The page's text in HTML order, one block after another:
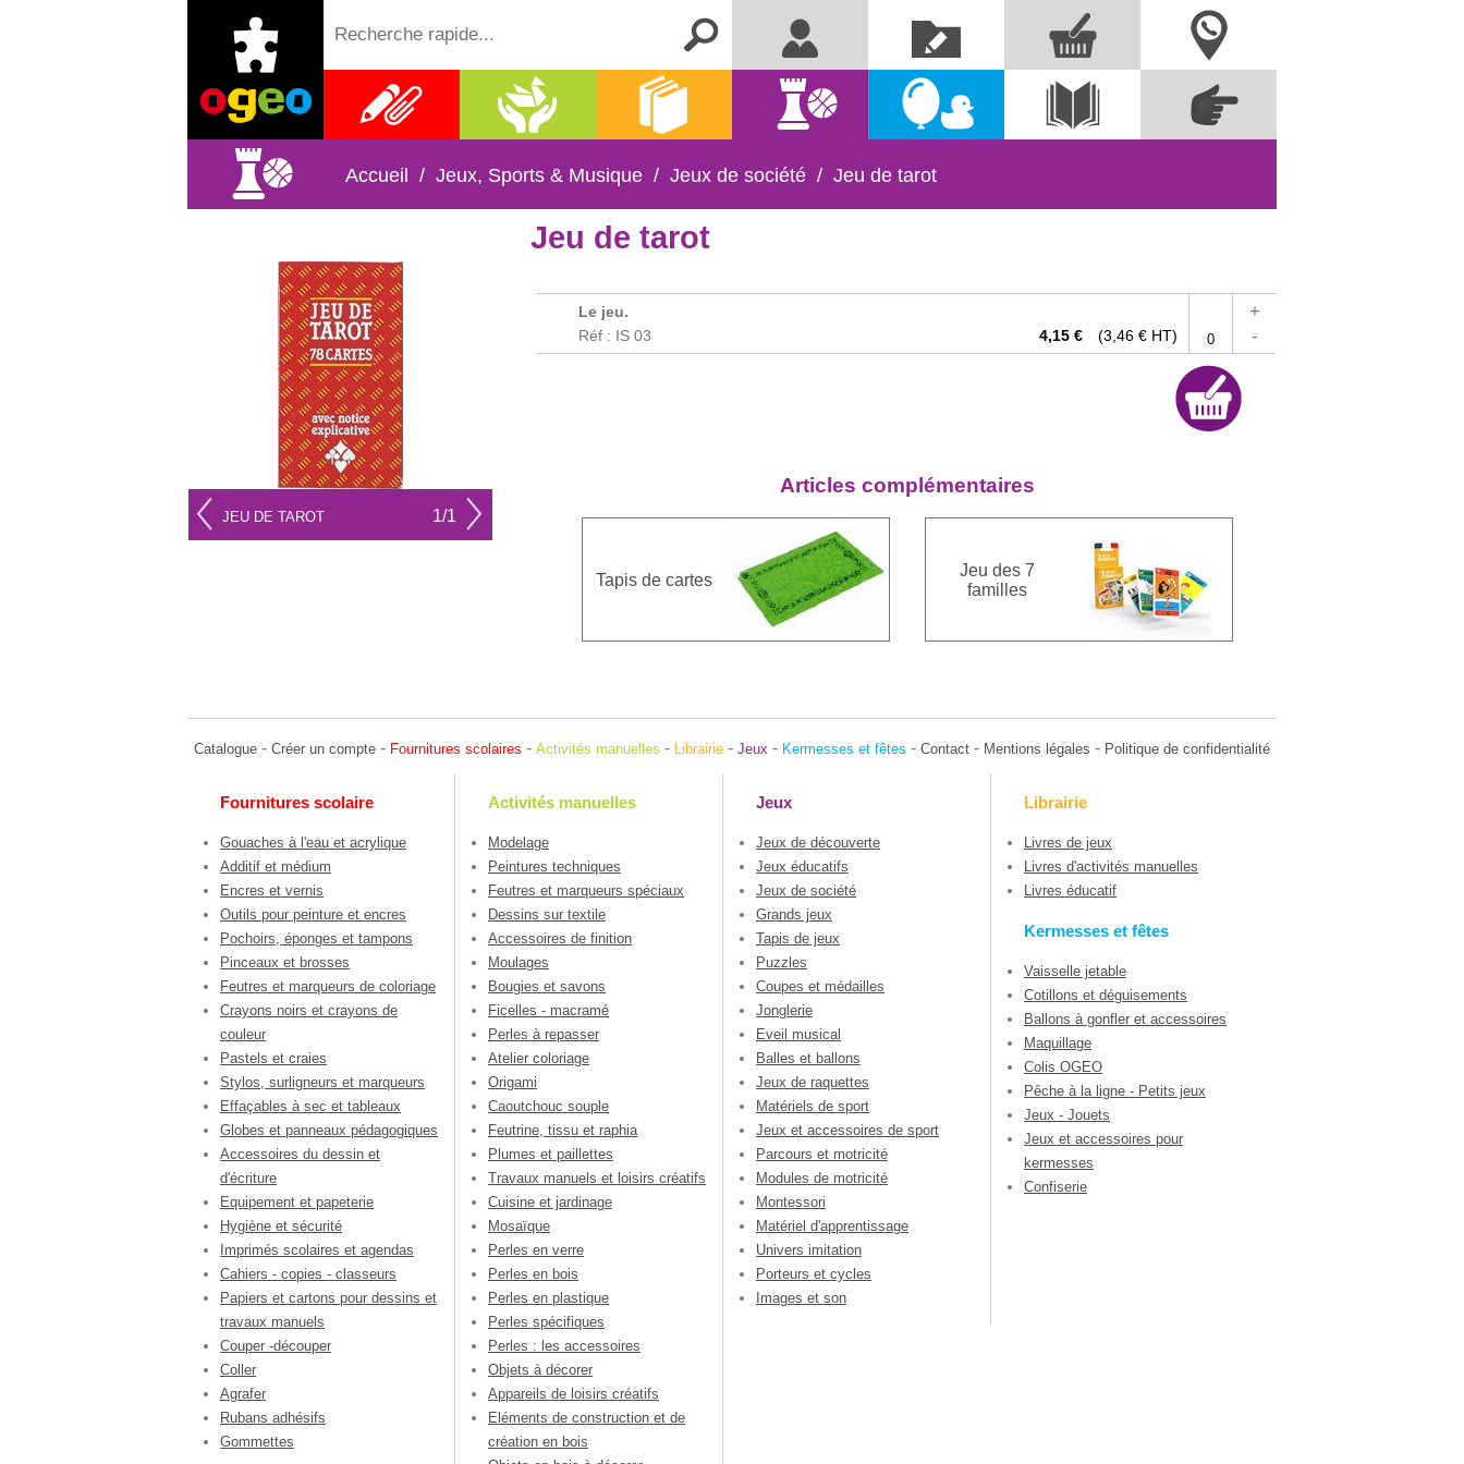
Me connecter
Créer un
compte
Nous contacter
Commandez
directement à partir
des références
Fournitures
scolaires
Activités
manuelles
Jeux
Kermesses
et fêtes
Voir le
catalogue
Accueil / Jeux, Sports & Musique / Jeux de société / Jeu de tarot
Jeu de tarot
JEU DE TAROT 1/1
Le jeu.
Réf : IS 03
4,15 € (3,46 € HT)
+
-
Articles complémentaires
Tapis de cartes
Jeu des 7
familles
Catalogue - Créer un compte - Fournitures scolaires - Activités manuelles - Librairie - Jeux - Kermesses et fêtes - Contact - Mentions légales - Politique de confidentialité
Fournitures scolaire
Gouaches à l'eau et acrylique
Additif et médium
Encres et vernis
Outils pour peinture et encres
Pochoirs, éponges et tampons
Pinceaux et brosses
Feutres et marqueurs de coloriage
Crayons noirs et crayons de
couleur
Pastels et craies
Stylos, surligneurs et marqueurs
Effaçables à sec et tableaux
Globes et panneaux pédagogiques
Accessoires du dessin et
d'écriture
Equipement et papeterie
Hygiène et sécurité
Imprimés scolaires et agendas
Cahiers - copies - classeurs
Papiers et cartons pour dessins et
travaux manuels
Couper -découper
Coller
Agrafer
Rubans adhésifs
Gommettes
Activités manuelles
Modelage
Peintures techniques
Feutres et marqueurs spéciaux
Dessins sur textile
Accessoires de finition
Moulages
Bougies et savons
Ficelles - macramé
Perles à repasser
Atelier coloriage
Origami
Caoutchouc souple
Feutrine, tissu et raphia
Plumes et paillettes
Travaux manuels et loisirs créatifs
Cuisine et jardinage
Mosaïque
Perles en verre
Perles en bois
Perles en plastique
Perles spécifiques
Perles : les accessoires
Objets à décorer
Appareils de loisirs créatifs
Eléments de construction et de
création en bois
Jeux
Jeux de découverte
Jeux éducatifs
Jeux de société
Grands jeux
Tapis de jeux
Puzzles
Coupes et médailles
Jonglerie
Eveil musical
Balles et ballons
Jeux de raquettes
Matériels de sport
Jeux et accessoires de sport
Parcours et motricité
Modules de motricité
Montessori
Matériel d'apprentissage
Univers imitation
Porteurs et cycles
Images et son
Librairie
Livres de jeux
Livres d'activités manuelles
Livres éducatif
Kermesses et fêtes
Vaisselle jetable
Cotillons et déguisements
Ballons à gonfler et accessoires
Maquillage
Colis OGEO
Pêche à la ligne - Petits jeux
Jeux - Jouets
Jeux et accessoires pour
kermesses
Confiserie